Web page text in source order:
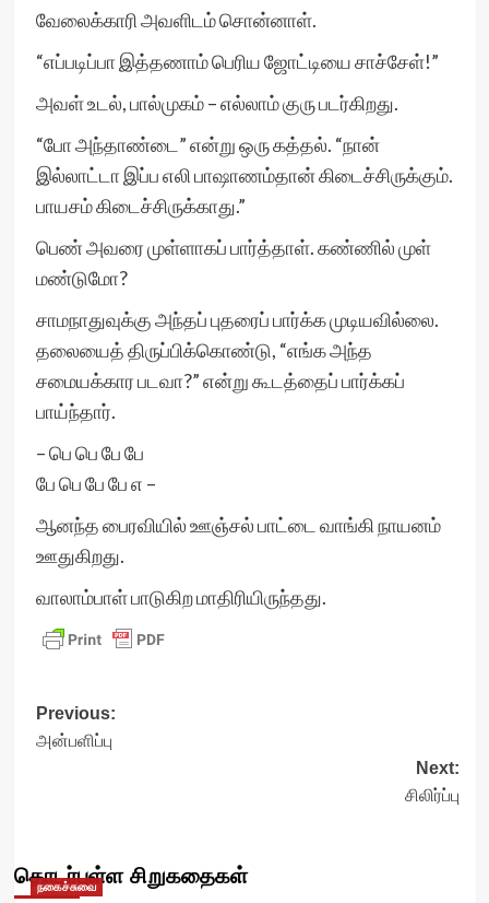
வேலைக்காரி அவளிடம் சொன்னாள்.
“எப்படிப்பா இத்தணாம் பெரிய ஜோட்டியை சாச்சேள்!”
அவள் உடல், பால்முகம் – எல்லாம் குரு படர்கிறது.
“போ அந்தாண்டை” என்று ஒரு கத்தல். “நான்
இல்லாட்டா இப்ப எலி பாஷாணம்தான் கிடைச்சிருக்கும்.
பாயசம் கிடைச்சிருக்காது.”
பெண் அவரை முள்ளாகப் பார்த்தாள். கண்ணில் முள்
மண்டுமோ?
சாமநாதுவுக்கு அந்தப் புதரைப் பார்க்க முடியவில்லை.
தலையைத் திருப்பிக்கொண்டு, “எங்க அந்த
சமையக்கார படவா?” என்று கூடத்தைப் பார்க்கப்
பாய்ந்தார்.
– பெ பெ பே பே
பே பெ பே பே எ –
ஆனந்த பைரவியில் ஊஞ்சல் பாட்டை வாங்கி நாயனம்
ஊதுகிறது.
வாலாம்பாள் பாடுகிற மாதிரியிருந்தது.
Post
navigation
Previous:
அன்பளிப்பு
Next:
சிலிர்ப்பு
தொடர்புள்ள சிறுகதைகள்
நகைச்சுவை